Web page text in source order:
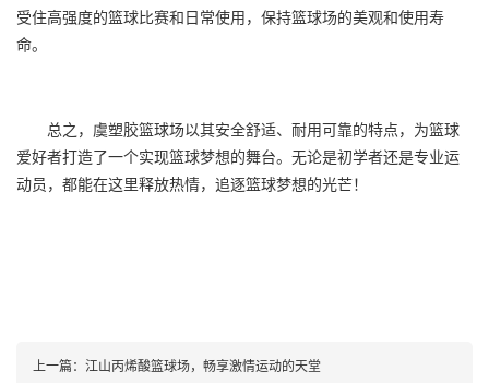
受住高强度的篮球比赛和日常使用，保持篮球场的美观和使用寿
命。
总之，虞塑胶篮球场以其安全舒适、耐用可靠的特点，为篮球
爱好者打造了一个实现篮球梦想的舞台。无论是初学者还是专业运
动员，都能在这里释放热情，追逐篮球梦想的光芒！
上一篇： 江山丙烯酸篮球场，畅享激情运动的天堂